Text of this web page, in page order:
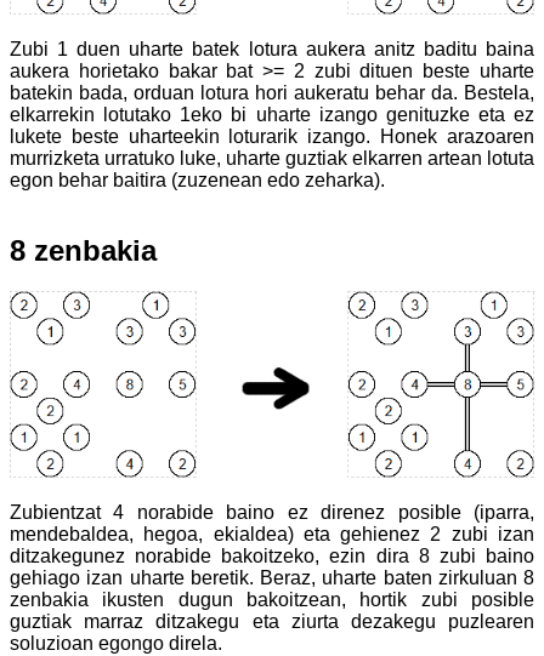
Zubi 1 duen uharte batek lotura aukera anitz baditu baina
aukera horietako bakar bat >= 2 zubi dituen beste uharte
batekin bada, orduan lotura hori aukeratu behar da. Bestela,
elkarrekin lotutako 1eko bi uharte izango genituzke eta ez
lukete beste uharteekin loturarik izango. Honek arazoaren
murrizketa urratuko luke, uharte guztiak elkarren artean lotuta
egon behar baitira (zuzenean edo zeharka).
8 zenbakia
Zubientzat 4 norabide baino ez direnez posible (iparra,
mendebaldea, hegoa, ekialdea) eta gehienez 2 zubi izan
ditzakegunez norabide bakoitzeko, ezin dira 8 zubi baino
gehiago izan uharte beretik. Beraz, uharte baten zirkuluan 8
zenbakia ikusten dugun bakoitzean, hortik zubi posible
guztiak marraz ditzakegu eta ziurta dezakegu puzlearen
soluzioan egongo direla.